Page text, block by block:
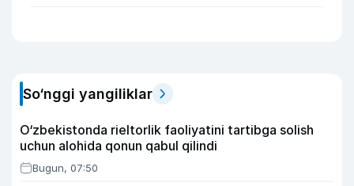
So‘nggi yangiliklar
O‘zbekistonda rieltorlik faoliyatini tartibga solish
uchun alohida qonun qabul qilindi
Bugun, 07:50